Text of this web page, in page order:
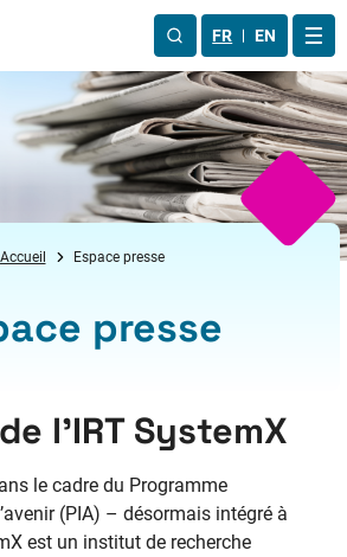
FR EN
Accueil Espace presse
presse
l’IRT SystemX
le cadre du Programme
(PIA) – désormais intégré à
est un institut de recherche